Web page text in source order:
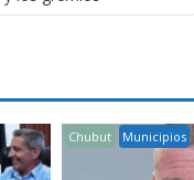
Chubut Municipios